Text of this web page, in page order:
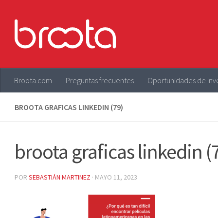
Broota.com Preguntas frecuentes Oportunidades de
BROOTA GRAFICAS LINKEDIN (79)
broota graficas linkedin
POR SEBASTIÁN MARTINEZ · MAYO 11, 2023